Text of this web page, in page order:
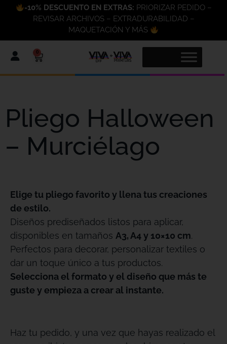
-10% DESCUENTO EN EXTRAS: PRIORIZAR PEDIDO –
REVISAR ARCHIVOS – EXTRADURABILIDAD –
MAQUETACIÓN Y MÁS
0
Pliego Halloween
– Murciélago
Elige tu pliego favorito y llena tus creaciones
de estilo.
Diseños prediseñados listos para aplicar,
disponibles en tamaños A3, A4 y 10×10 cm.
Perfectos para decorar, personalizar textiles o
dar un toque único a tus productos.
Selecciona el formato y el diseño que más te
guste y empieza a crear al instante.
Haz tu pedido, y una vez que hayas realizado el